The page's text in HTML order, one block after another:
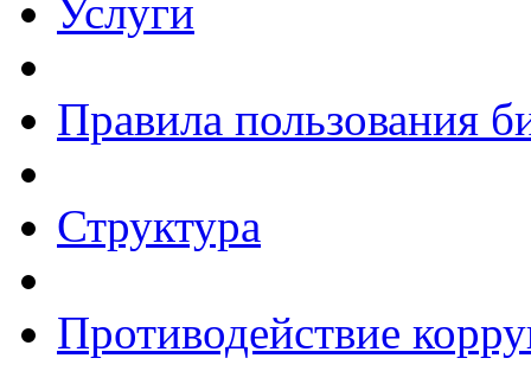
Услуги
Правила пользования
Структура
Противодействие